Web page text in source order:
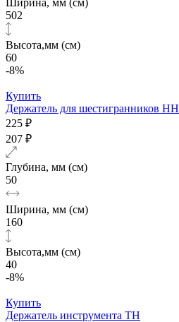
502
Высота,мм (см)
60
-8%
Купить
Держатель для шестигранников HH
225 ₽
207 ₽
Глубина, мм (см)
50
Ширина, мм (см)
160
Высота,мм (см)
40
-8%
Купить
Держатель инструмента TH